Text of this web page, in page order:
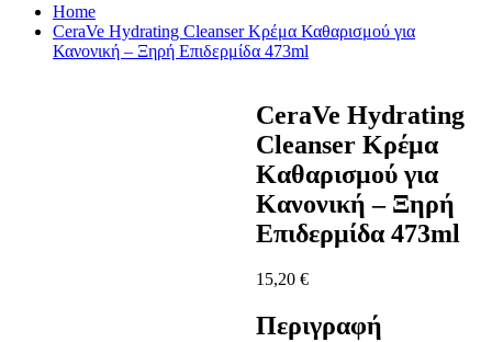
Home
CeraVe Hydrating Cleanser Κρέμα Καθαρισμού για
Κανονική – Ξηρή Επιδερμίδα 473ml
CeraVe Hydrating
Cleanser Κρέμα
Καθαρισμού για
Κανονική – Ξηρή
Επιδερμίδα 473ml
15,20 €
Περιγραφή